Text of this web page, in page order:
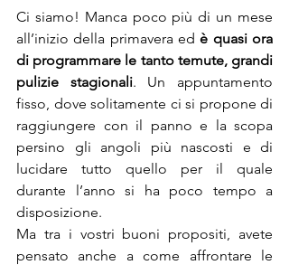
Ci siamo! Manca poco più di un mese
all’inizio della primavera ed è quasi ora
di programmare le tanto temute, grandi
pulizie stagionali. Un appuntamento
fisso, dove solitamente ci si propone di
raggiungere con il panno e la scopa
persino gli angoli più nascosti e di
lucidare tutto quello per il quale
durante l’anno si ha poco tempo a
disposizione.
Ma tra i vostri buoni propositi, avete
pensato anche a come affrontare le